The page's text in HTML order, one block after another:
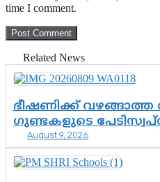
time I comment.
Related News
ഭീഷണിക്ക് വഴങ്ങാത്ത
ഗുണ്ടകളുടെ
ചെന്നിത്തലയുടെ
ഓപ്പറേഷനിൽ
August 9, 2026